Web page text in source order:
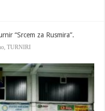
“Srcem za Rusmira”.
,TURNIRI